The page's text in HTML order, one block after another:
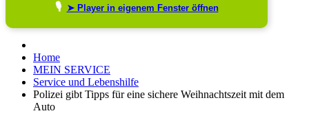
🎙️ ➤ Player in eigenem Fenster öffnen
Home
MEIN SERVICE
Service und Lebenshilfe
Polizei gibt Tipps für eine sichere Weihnachtszeit mit dem
Auto